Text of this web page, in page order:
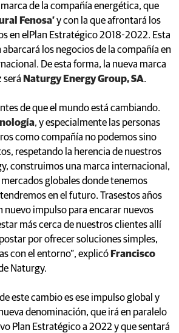
marca de la compañía energética, que
Fenosa’y con la que afrontará los
en elPlan Estratégico 2018-2022. Esta
los negocios de la compañía en
De esta forma, la nueva marca
será Naturgy Energy Group, SA.
de que el mundo está cambiando.
, y especialmente las personas
como compañía no podemos sino
respetando la herencia de nuestros
construimos una marca internacional,
globales donde tenemos
en el futuro. Trasestos años
nuevo impulso para encarar nuevos
más cerca de nuestros clientes allí
por ofrecer soluciones simples,
con el entorno”, explicó Francisco
Naturgy.
este cambio es ese impulso global y
denominación, que irá en paralelo
Plan Estratégico a 2022 y que sentará